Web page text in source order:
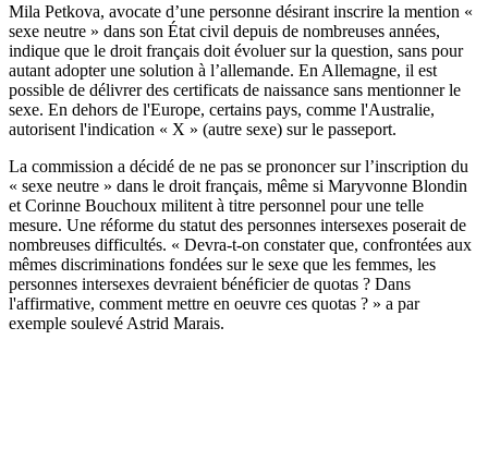
Mila Petkova, avocate d’une personne désirant inscrire la mention «
sexe neutre » dans son État civil depuis de nombreuses années,
indique que le droit français doit évoluer sur la question, sans pour
autant adopter une solution à l’allemande. En Allemagne, il est
possible de délivrer des certificats de naissance sans mentionner le
sexe. En dehors de l'Europe, certains pays, comme l'Australie,
autorisent l'indication « X » (autre sexe) sur le passeport.
La commission a décidé de ne pas se prononcer sur l’inscription du
« sexe neutre » dans le droit français, même si Maryvonne Blondin
et Corinne Bouchoux militent à titre personnel pour une telle
mesure. Une réforme du statut des personnes intersexes poserait de
nombreuses difficultés. « Devra-t-on constater que, confrontées aux
mêmes discriminations fondées sur le sexe que les femmes, les
personnes intersexes devraient bénéficier de quotas ? Dans
l'affirmative, comment mettre en oeuvre ces quotas ? » a par
exemple soulevé Astrid Marais.